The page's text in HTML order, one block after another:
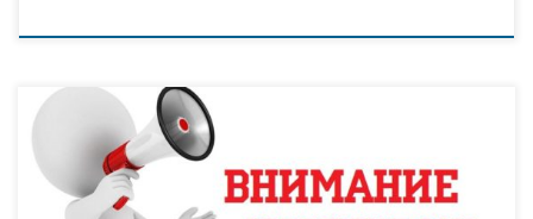
Конкурс «Лучший работник учреждения социального обслуживания»